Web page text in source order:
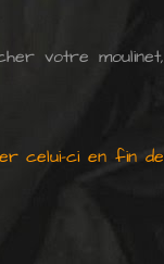
votre moulinet,
celui-ci en fin de